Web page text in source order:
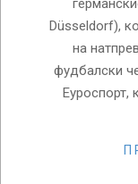
Düsseldorf),
на
фудбалски
Еуроспорт,